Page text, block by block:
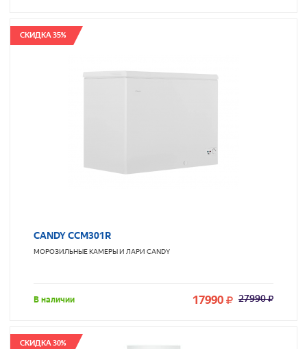
СКИДКА 35%
CANDY CCM301R
МОРОЗИЛЬНЫЕ КАМЕРЫ И ЛАРИ CANDY
В наличии 17990 27990
СКИДКА 30%